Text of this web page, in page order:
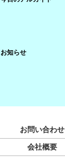
お知らせ
お問い合わせ
会社概要